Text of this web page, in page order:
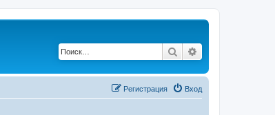
Поиск
Вход
Регистрация